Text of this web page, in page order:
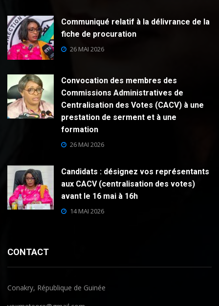
Communiqué relatif à la délivrance de la
fiche de procuration
26 MAI 2026
Convocation des membres des
Commissions Administratives de
Centralisation des Votes (CACV) à une
prestation de serment et à une
formation
26 MAI 2026
Candidats : désignez vos représentants
aux CACV (centralisation des votes)
avant le 16 mai à 16h
14 MAI 2026
CONTACT
Conakry, République de Guinée